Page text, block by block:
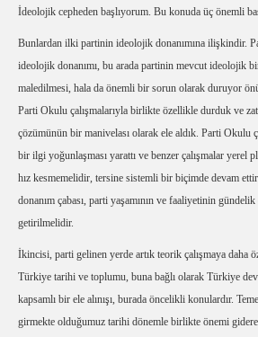
İdeolojik cepheden başlıyorum. Bu konuda üç önemli
Bunlardan ilki partinin ideolojik donanımına ilişkindir.
ideolojik donanımı, bu arada partinin mevcut ideolojik
maledilmesi, hala da önemli bir sorun olarak duruyor
Parti Okulu çalışmalarıyla birlikte özellikle durduk ve
çözümünün bir manivelası olarak ele aldık. Parti Okulu
bir ilgi yoğunlaşması yarattı ve benzer çalışmalar yerel
hız kesmemelidir, tersine sistemli bir biçimde devam
donanım çabası, parti yaşamının ve faaliyetinin
getirilmelidir.
İkincisi, parti gelinen yerde artık teorik çalışmaya daha
Türkiye tarihi ve toplumu, buna bağlı olarak Türkiye
kapsamlı bir ele alınışı, burada öncelikli konulardır.
girmekte olduğumuz tarihi dönemle birlikte önemi